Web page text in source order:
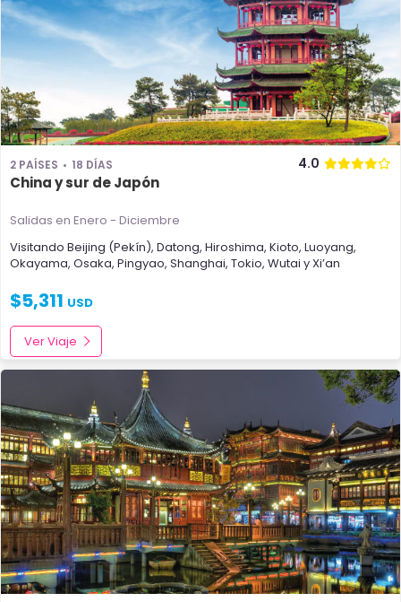
2 PAÍSES 18 DÍAS 4.0
China y sur de Japón
Salidas en Enero - Diciembre
Visitando Beijing (Pekín), Datong, Hiroshima, Kioto, Luoyang,
Okayama, Osaka, Pingyao, Shanghai, Tokio, Wutai yXi’an
$5,311 USD
Ver Viaje